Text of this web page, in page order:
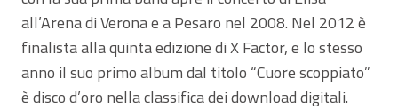
all’Arena di Verona e a Pesaro nel 2008. Nel 2012 è
finalista alla quinta edizione di X Factor, e lo stesso
anno il suo primo album dal titolo “Cuore scoppiato”
è disco d’oro nella classifica dei download digitali.